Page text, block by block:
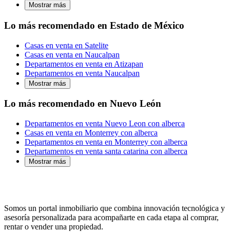
Mostrar más
Lo más recomendado en Estado de México
Casas en venta en Satelite
Casas en venta en Naucalpan
Departamentos en venta en Atizapan
Departamentos en venta Naucalpan
Mostrar más
Lo más recomendado en Nuevo León
Departamentos en venta Nuevo Leon con alberca
Casas en venta en Monterrey con alberca
Departamentos en venta en Monterrey con alberca
Departamentos en venta santa catarina con alberca
Mostrar más
Somos un portal inmobiliario que combina innovación tecnológica y
asesoría personalizada para acompañarte en cada etapa al comprar,
rentar o vender una propiedad.